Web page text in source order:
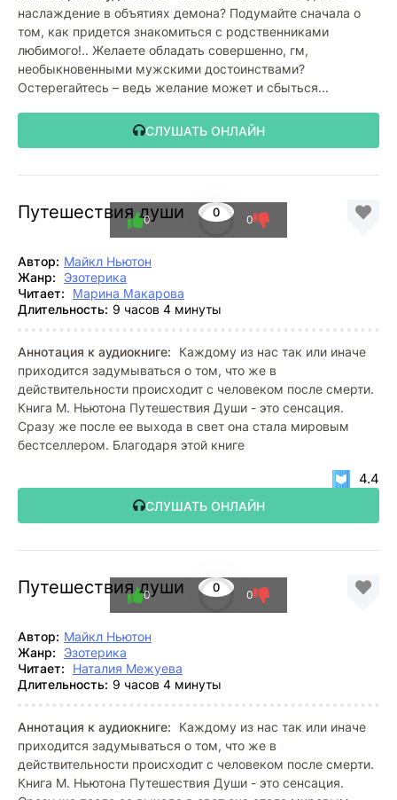
наслаждение в объятиях демона? Подумайте сначала о
том, как придется знакомиться с родственниками
любимого!.. Желаете обладать совершенно, гм,
необыкновенными мужскими достоинствами?
Остерегайтесь – ведь желание может и сбыться...
СЛУШАТЬ ОНЛАЙН
Путешествия души 0
0 0
Автор: Майкл Ньютон
Жанр:
Эзотерика
Читает:
Μарина Μакарова
Длительность: 9 часов 4 минуты
Аннотация к аудиокниге:
Каждому из нас так или иначе
приходится задумываться о том, что же в
действительности происходит с человеком после смерти.
Книга М. Ньютона Путешествия Души - это сенсация.
Сразу же после ее выхода в свет она стала мировым
бестселлером. Благодаря этой книге
СЛУШАТЬ ОНЛАЙН
4.4
Путешествия души 0
0 0
Автор: Майкл Ньютон
Жанр:
Эзотерика
Читает:
Наталия Межуева
Длительность: 9 часов 4 минуты
Аннотация к аудиокниге:
Каждому из нас так или иначе
приходится задумываться о том, что же в
действительности происходит с человеком после смерти.
Книга М. Ньютона Путешествия Души - это сенсация.